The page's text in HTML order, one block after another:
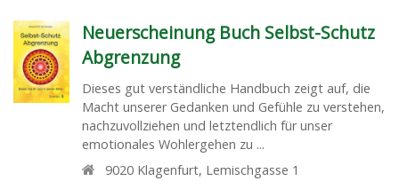
Neuerscheinung Buch Selbst-Schutz
Abgrenzung
Dieses gut verständliche Handbuch zeigt auf, die
Macht unserer Gedanken und Gefühle zu verstehen,
nachzuvollziehen und letztendlich für unser
emotionales Wohlergehen zu ...
9020 Klagenfurt, Lemischgasse 1